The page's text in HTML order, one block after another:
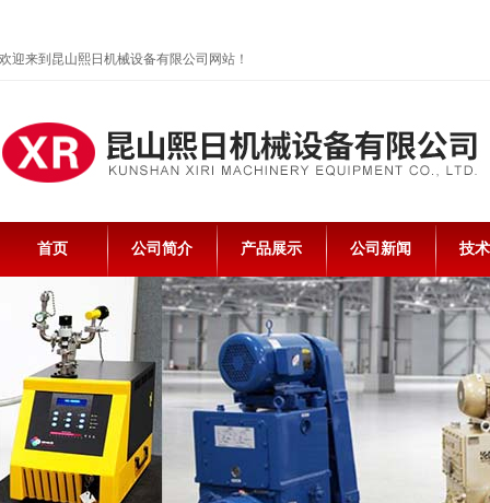
欢迎来到昆山熙日机械设备有限公司网站！
首页 公司简介 产品展示 公司新闻 技